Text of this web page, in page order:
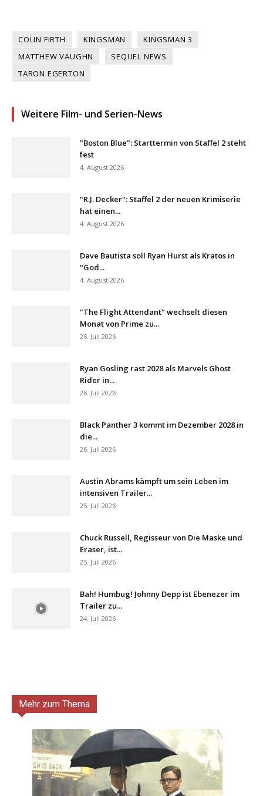
COLIN FIRTH KINGSMAN
KINGSMAN 3
MATTHEW VAUGHN
SEQUEL NEWS
TARON EGERTON
Weitere Film- und Serien-News
"Boston Blue": Starttermin von Staffel 2 steht
fest
4. August 2026
"R.J. Decker": Staffel 2 der neuen Krimiserie
hat einen...
4. August 2026
Dave Bautista soll Ryan Hurst als Kratos in
"God...
4. August 2026
"The Flight Attendant" wechselt diesen
Monat von Prime zu...
26. Juli 2026
Ryan Gosling rast 2028 als Marvels Ghost
Rider in...
26. Juli 2026
Black Panther 3 kommt im Dezember 2028 in
die...
26. Juli 2026
Austin Abrams kämpft um sein Leben im
intensiven Trailer...
25. Juli 2026
Chuck Russell, Regisseur von Die Maske und
Eraser, ist...
25. Juli 2026
Bah! Humbug! Johnny Depp ist Ebenezer im
Trailer zu...
24. Juli 2026
Mehr zum Thema